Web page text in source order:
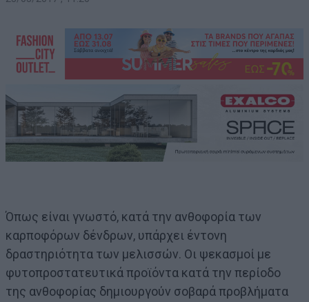
Όπως είναι γνωστό, κατά την ανθοφορία των
καρποφόρων δένδρων, υπάρχει έντονη
δραστηριότητα των μελισσών. Οι ψεκασμοί με
φυτοπροστατευτικά προϊόντα κατά την περίοδο
της ανθοφορίας δημιουργούν σοβαρά προβλήματα